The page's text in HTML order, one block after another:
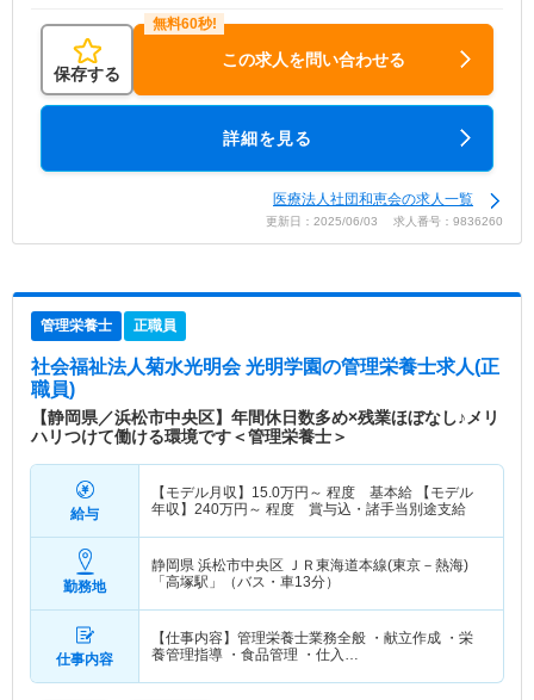
保存する
この求人を問い合わせる
詳細を見る
医療法人社団和恵会の求人一覧
更新日：2025/06/03 求人番号：9836260
管理栄養士 正職員
社会福祉法人菊水光明会 光明学園の管理栄養士求人(正
職員)
【静岡県／浜松市中央区】年間休日数多め×残業ほぼなし♪メリ
ハリつけて働ける環境です＜管理栄養士＞
給与
【モデル月収】 15.0万円～ 程度 基本給 【モデル
年収】 240万円～ 程度 賞与込・諸手当別途支給
勤務地
静岡県 浜松市中央区 ＪＲ東海道本線(東京－熱海)
「高塚駅」（バス・車13分）
仕事内容
【仕事内容】管理栄養士業務全般 ・献立作成 ・栄
養管理指導 ・食品管理 ・仕入…